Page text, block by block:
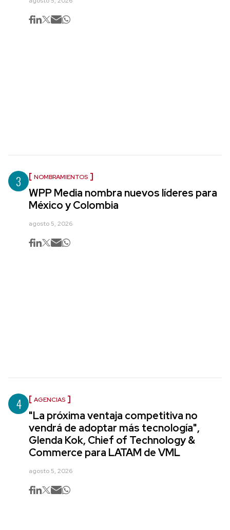
3 NOMBRAMIENTOS
WPP Media nombra nuevos líderes para
México y Colombia
agosto 5, 2026
4 AGENCIAS
"La próxima ventaja competitiva no
vendrá de adoptar más tecnología",
Glenda Kok, Chief of Technology &
Commerce para LATAM de VML
agosto 5, 2026